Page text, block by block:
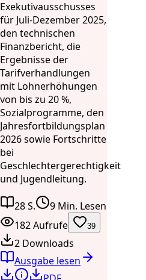
Exekutivausschusses
für Juli-Dezember 2025,
den technischen
Finanzbericht, die
Ergebnisse der
Tarifverhandlungen
mit Lohnerhöhungen
von bis zu 20 %,
Sozialprogramme, den
Jahresfortbildungsplan
2026 sowie Fortschritte
bei
Geschlechtergerechtigkeit
und Jugendleitung.
28 S.
9 Min. Lesen
182 Aufrufe
39
2 Downloads
Ausgabe lesen